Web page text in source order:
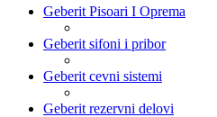
Geberit Pisoari I Oprema
Geberit sifoni i pribor
Geberit cevni sistemi
Geberit rezervni delovi